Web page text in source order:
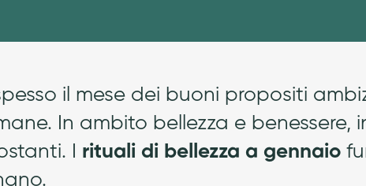
il mese dei buoni propositi
In ambito bellezza e
I rituali di bellezza a gennaio